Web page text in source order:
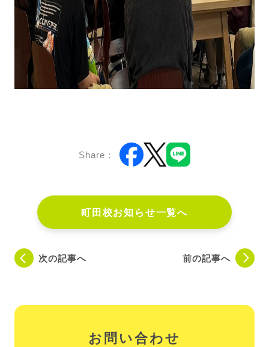
Share：
町田校お知らせ一覧へ
次の記事へ 前の記事へ
お問い合わせ